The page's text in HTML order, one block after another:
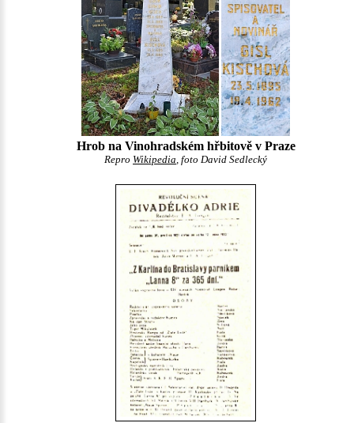
Hrob na Vinohradském hřbitově v Praze
Repro Wikipedia, foto David Sedlecký